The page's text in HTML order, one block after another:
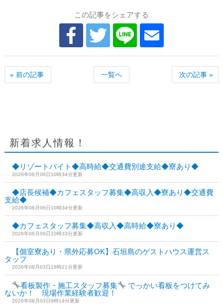
この記事をシェアする
« 前の記事 一覧へ 次の記事 »
新着求人情報！
◆リゾートバイト◆高時給◆交通費別途支給◆寮あり◆
2026年08月06日10時34分更新
◆店長候補◆カフェスタッフ募集◆高収入◆寮あり◆交通費
支給◆
2026年08月06日10時34分更新
◆カフェスタッフ募集◆高収入◆高時給◆寮あり◆
2026年08月06日10時33分更新
【個室寮あり・県外応募OK】石垣島のゲストハウス運営ス
タッフ
2026年08月03日18時21分更新
看板製作・施工スタッフ募集
でっかい看板をつけてみ
ないか！ 現場作業経験者歓迎！
2026年08月03日9時14分更新